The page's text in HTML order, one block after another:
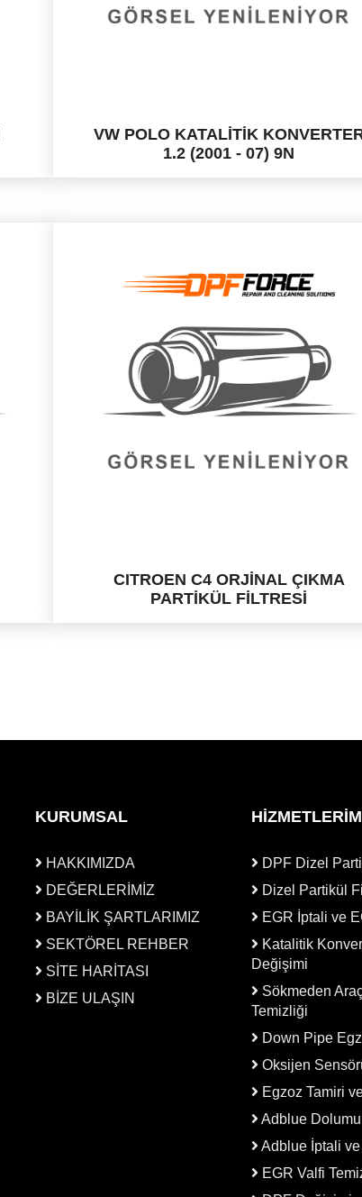
VW POLO KATALİTİK
1.2 (2001 - 07) 9N
CITROEN C4 ORJİNAL ÇIKMA
PARTİKÜL FİLTRESİ
KURUMSAL
HAKKIMIZDA
DEĞERLERİMİZ
BAYİLİK ŞARTLARIMIZ
SEKTÖREL REHBER
SİTE HARİTASI
BİZE ULAŞIN
DPF Dizel
Dizel Partikül
EGR İptali ve
Katalitik
Değişimi
Sökmeden
Temizliği
Down Pipe
Oksijen
Egzoz Tamiri
Adblue Dolumu
Adblue İptali
EGR Valfi